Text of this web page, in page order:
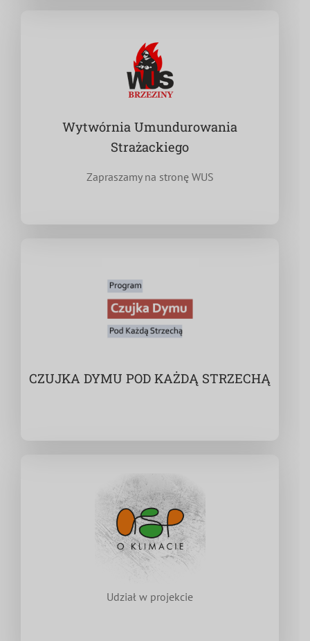
Wytwórnia Umundurowania
Strażackiego
Zapraszamy na stronę WUS
CZUJKA DYMU POD KAŻDĄ STRZECHĄ
Udział w projekcie